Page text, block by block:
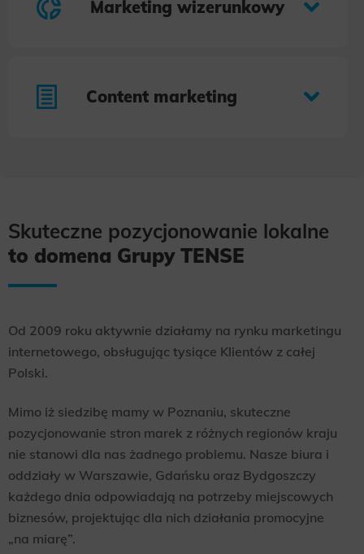
Marketing wizerunkowy
Content marketing
Skuteczne pozycjonowanie lokalne
to domena Grupy TENSE
Od 2009 roku aktywnie działamy na rynku marketingu
internetowego, obsługując tysiące Klientów z całej
Polski.
Mimo iż siedzibę mamy w Poznaniu, skuteczne
pozycjonowanie stron marek z różnych regionów kraju
nie stanowi dla nas żadnego problemu. Nasze biura i
oddziały w Warszawie, Gdańsku oraz Bydgoszczy
każdego dnia odpowiadają na potrzeby miejscowych
biznesów, projektując dla nich działania promocyjne
„na miarę”.